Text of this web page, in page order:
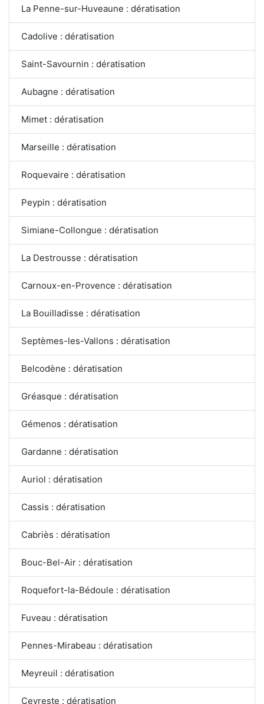
La Penne-sur-Huveaune : dératisation
Cadolive : dératisation
Saint-Savournin : dératisation
Aubagne : dératisation
Mimet : dératisation
Marseille : dératisation
Roquevaire : dératisation
Peypin : dératisation
Simiane-Collongue : dératisation
La Destrousse : dératisation
Carnoux-en-Provence : dératisation
La Bouilladisse : dératisation
Septèmes-les-Vallons : dératisation
Belcodène : dératisation
Gréasque : dératisation
Gémenos : dératisation
Gardanne : dératisation
Auriol : dératisation
Cassis : dératisation
Cabriès : dératisation
Bouc-Bel-Air : dératisation
Roquefort-la-Bédoule : dératisation
Fuveau : dératisation
Pennes-Mirabeau : dératisation
Meyreuil : dératisation
Ceyreste : dératisation